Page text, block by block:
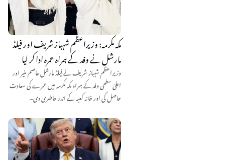
مکہ مکرمہ: وزیراعظم شہباز شریف اور فیلڈ
مارشل نے وفد کے ہمراہ عمرہ ادا کر لیا
وزیراعظم شہباز شریف نے فیلڈ مارشل عاصم منیر اور
اعلیٰ سطحی وفد کے ہمراہ مکہ مکرمہ میں عمرے کی سعادت
حاصل کی اور خانہ کعبہ کے اندر حاضری دی۔